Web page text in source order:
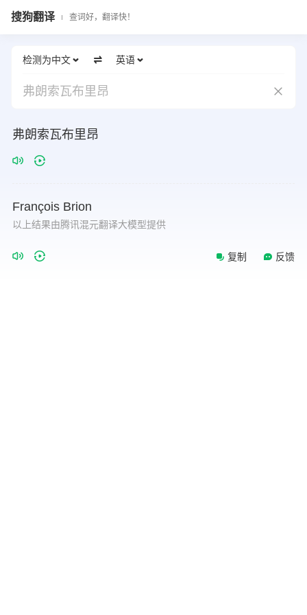
搜狗翻译 查词好，翻译快！
检测为中文 英语
弗朗索瓦布里昂
弗朗索瓦布里昂
François Brion
以上结果由腾讯混元翻译大模型提供
复制 反馈